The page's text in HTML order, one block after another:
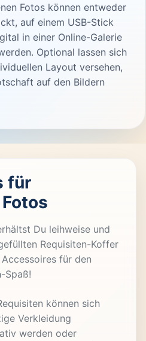
Fotos können entweder
auf einem USB-Stick
in einer Online-Galerie
Optional lassen sich
Layout versehen,
auf den Bildern
für
Du leihweise und
Requisiten-Koffer
für den
Spaß!
können sich
Verkleidung
werden oder